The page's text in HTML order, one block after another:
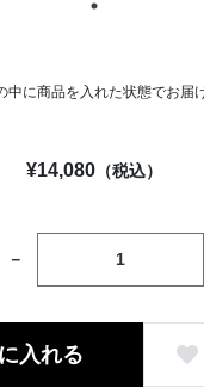
に商品を入れた状態でお届
¥14,080 （税込）
入れる